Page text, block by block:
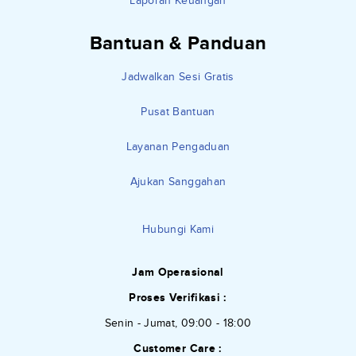
Bantuan & Panduan
Jadwalkan Sesi Gratis
Pusat Bantuan
Layanan Pengaduan
Ajukan Sanggahan
Hubungi Kami
Jam Operasional
Proses Verifikasi :
Senin - Jumat, 09:00 - 18:00
Customer Care :